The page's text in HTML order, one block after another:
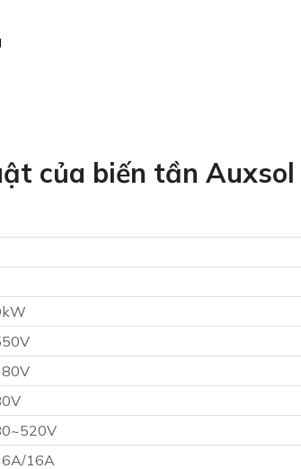
của biến tần Auxsol
16A